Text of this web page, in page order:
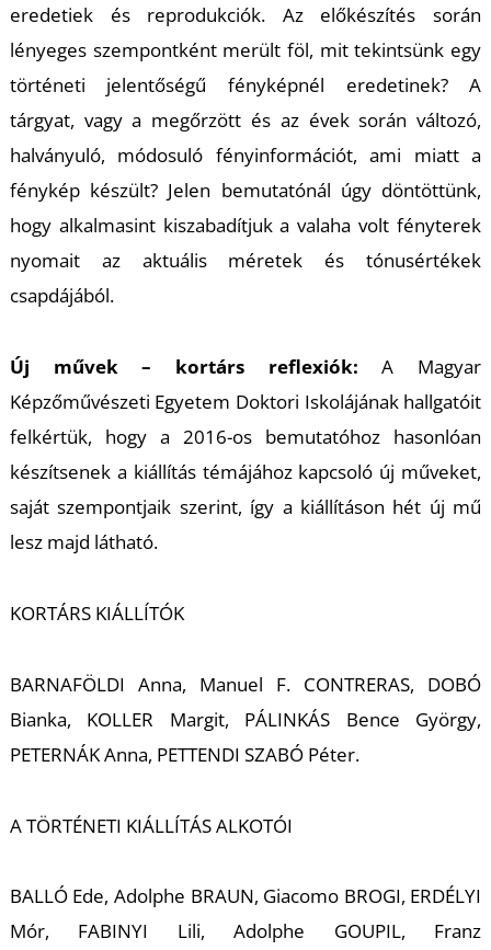
eredetiek és reprodukciók. Az előkészítés során
lényeges szempontként merült föl, mit tekintsünk egy
történeti jelentőségű fényképnél eredetinek? A
tárgyat, vagy a megőrzött és az évek során változó,
halványuló, módosuló fényinformációt, ami miatt a
fénykép készült? Jelen bemutatónál úgy döntöttünk,
hogy alkalmasint kiszabadítjuk a valaha volt fényterek
nyomait az aktuális méretek és tónusértékek
csapdájából.
Új művek – kortárs reflexiók: A Magyar
Képzőművészeti Egyetem Doktori Iskolájának hallgatóit
felkértük, hogy a 2016-os bemutatóhoz hasonlóan
készítsenek a kiállítás témájához kapcsoló új műveket,
saját szempontjaik szerint, így a kiállításon hét új mű
lesz majd látható.
KORTÁRS KIÁLLÍTÓK
BARNAFÖLDI Anna, Manuel F. CONTRERAS, DOBÓ
Bianka, KOLLER Margit, PÁLINKÁS Bence György,
PETERNÁK Anna, PETTENDI SZABÓ Péter.
A TÖRTÉNETI KIÁLLÍTÁS ALKOTÓI
BALLÓ Ede, Adolphe BRAUN, Giacomo BROGI, ERDÉLYI
Mór, FABINYI Lili, Adolphe GOUPIL, Franz